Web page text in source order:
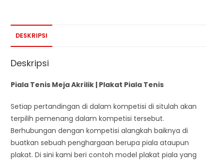
DESKRIPSI
Deskripsi
Piala Tenis Meja Akrilik | Plakat Piala Tenis
Setiap pertandingan di dalam kompetisi di situlah akan
terpilih pemenang dalam kompetisi tersebut.
Berhubungan dengan kompetisi alangkah baiknya di
buatkan sebuah penghargaan berupa piala ataupun
plakat. Di sini kami beri contoh model plakat piala yang